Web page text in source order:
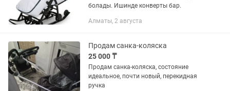
болады. Ишинде конверты бар.
Алматы, 2 августа
Продам санка-коляска
25 000 ₸
Продам санка-коляска, состояние
идеальное, почти новый, перекидная
ручка